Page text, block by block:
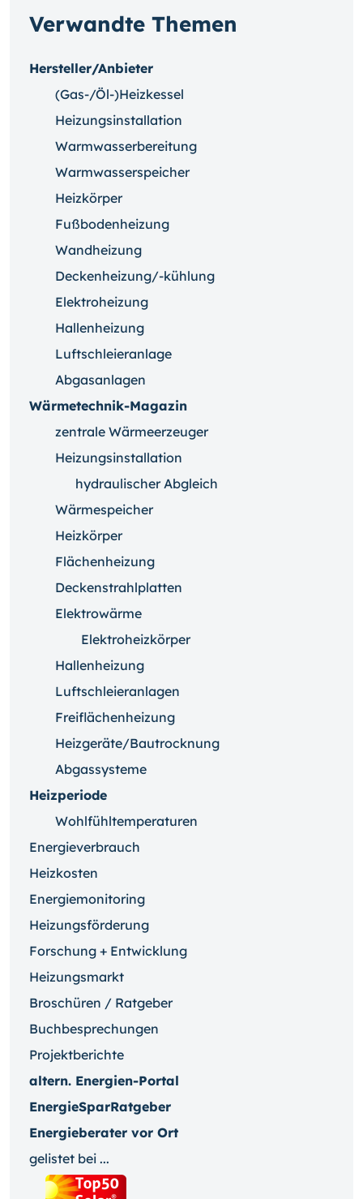
Verwandte Themen
Hersteller/Anbieter
(Gas-/Öl-)Heizkessel
Heizungsinstallation
Warmwasserbereitung
Warmwasserspeicher
Heizkörper
Fußbodenheizung
Wandheizung
Deckenheizung/-kühlung
Elektroheizung
Hallenheizung
Luftschleieranlage
Abgasanlagen
Wärmetechnik-Magazin
zentrale Wärmeerzeuger
Heizungsinstallation
hydraulischer Abgleich
Wärmespeicher
Heizkörper
Flächenheizung
Deckenstrahlplatten
Elektrowärme
Elektroheizkörper
Hallenheizung
Luftschleieranlagen
Freiflächenheizung
Heizgeräte/Bautrocknung
Abgassysteme
Heizperiode
Wohlfühltemperaturen
Energieverbrauch
Heizkosten
Energiemonitoring
Heizungsförderung
Forschung + Entwicklung
Heizungsmarkt
Broschüren / Ratgeber
Buchbesprechungen
Projektberichte
altern. Energien-Portal
EnergieSparRatgeber
Energieberater vor Ort
gelistet bei ...